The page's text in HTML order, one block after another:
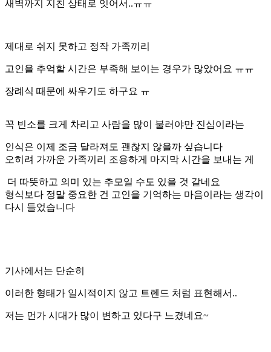
새벽까지 지친 상태로 잇어서..ㅠㅠ
제대로 쉬지 못하고 정작 가족끼리
고인을 추억할 시간은 부족해 보이는 경우가 많았어요 ㅠㅠ
장례식 때문에 싸우기도 하구요 ㅠ
꼭 빈소를 크게 차리고 사람을 많이 불러야만 진심이라는
인식은 이제 조금 달라져도 괜찮지 않을까 싶습니다
오히려 가까운 가족끼리 조용하게 마지막 시간을 보내는 게
더 따뜻하고 의미 있는 추모일 수도 있을 것 같네요
형식보다 정말 중요한 건 고인을 기억하는 마음이라는 생각이
다시 들었습니다
기사에서는 단순히
이러한 형태가 일시적이지 않고 트렌드 처럼 표현해서..
저는 먼가 시대가 많이 변하고 있다구 느겼네요~